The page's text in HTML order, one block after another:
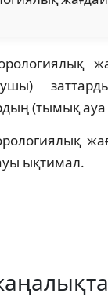
(тымық
ықтимал.